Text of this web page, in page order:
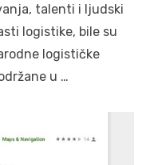
talenti i ljudski
logistike, bile su
logističke
u …